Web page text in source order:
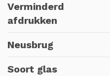
Verminderd
afdrukken
Neusbrug
Soort glas